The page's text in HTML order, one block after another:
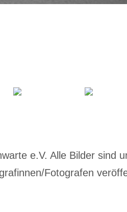
e.V. Alle Bilder sind
Fotografen